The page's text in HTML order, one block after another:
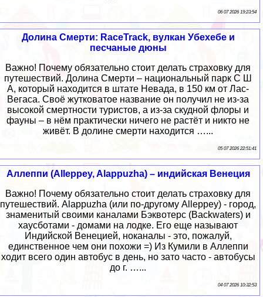
06 07 2026 19:23:54
Долина Cмерти: RaceTrack, вулкан Убехебе и
песчаные дюны
Важно! Почему обязательно стоит делать страховку для
путешествий. Долина Смерти – национальный парк С Ш
А, который находится в штате Невада, в 150 км от Лас-
Вегаса. Своё жутковатое название он получил не из-за
высокой смертности туристов, а из-за скудной флоры и
фауны – в нём практически ничего не растёт и никто не
живёт. В долине смерти находится …...
05 07 2026 22:51:41
Аллеппи (Alleppey, Alappuzha) – индийская Венеция
Важно! Почему обязательно стоит делать страховку для
путешествий. Alappuzha (или по-другому Alleppey) - город,
знаменитый своими каналами Бэквотерс (Backwaters) и
хаусботами - домами на лодке. Его еще называют
Индийской Венецией, ноканалы - это, пожалуй,
единственное чем они похожи =) Из Кумили в Аллеппи
ходит всего один автобус в день, но зато часто - автобусы
до г. …...
04 07 2026 10:32:53